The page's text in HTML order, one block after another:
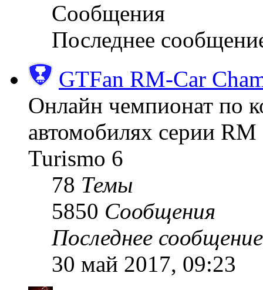
Сообщения
Последнее
GTFan RM-Car
Онлайн чемпионат по
автомобилях серии
Turismo 6
78 Темы
5850 Сообщения
Последнее сообщение
30 май 2017, 09:23